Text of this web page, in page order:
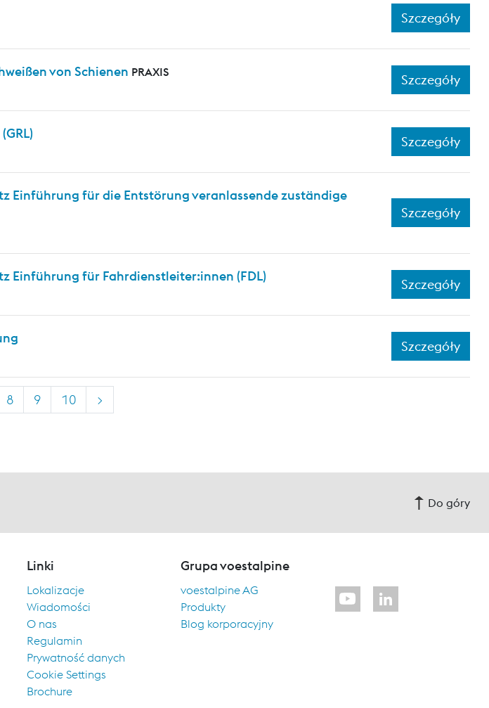
Szczegóły
von Schienen PRAXIS
Szczegóły
Szczegóły
Einführung für die Entstörung veranlassende zuständige
Szczegóły
Einführung für Fahrdienstleiter:innen (FDL)
Szczegóły
Szczegóły
8 9 10 >
Do góry
Linki
Lokalizacje
Wiadomości
O nas
Regulamin
Prywatność danych
Cookie Settings
Brochure
Grupa voestalpine
voestalpine AG
Produkty
Blog korporacyjny